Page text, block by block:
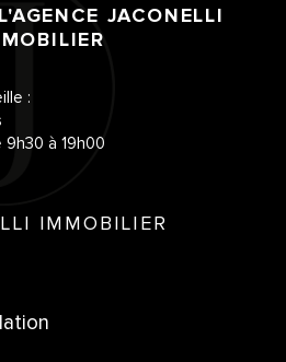
JACONELLI
:
à 19h00
IMMOBILIER